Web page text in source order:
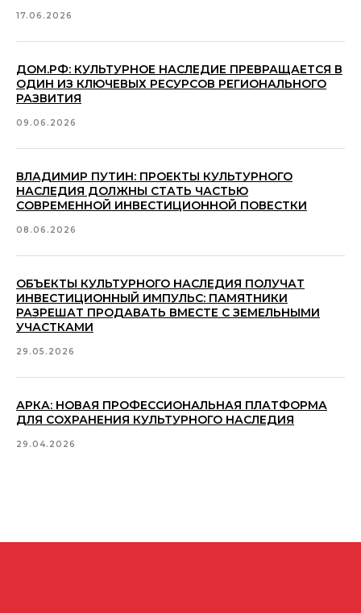
17.06.2026
ДОМ.РФ: КУЛЬТУРНОЕ НАСЛЕДИЕ ПРЕВРАЩАЕТСЯ В
ОДИН ИЗ КЛЮЧЕВЫХ РЕСУРСОВ РЕГИОНАЛЬНОГО
РАЗВИТИЯ
09.06.2026
ВЛАДИМИР ПУТИН: ПРОЕКТЫ КУЛЬТУРНОГО
НАСЛЕДИЯ ДОЛЖНЫ СТАТЬ ЧАСТЬЮ
СОВРЕМЕННОЙ ИНВЕСТИЦИОННОЙ ПОВЕСТКИ
08.06.2026
ОБЪЕКТЫ КУЛЬТУРНОГО НАСЛЕДИЯ ПОЛУЧАТ
ИНВЕСТИЦИОННЫЙ ИМПУЛЬС: ПАМЯТНИКИ
РАЗРЕШАТ ПРОДАВАТЬ ВМЕСТЕ С ЗЕМЕЛЬНЫМИ
УЧАСТКАМИ
29.05.2026
АРКА: НОВАЯ ПРОФЕССИОНАЛЬНАЯ ПЛАТФОРМА
ДЛЯ СОХРАНЕНИЯ КУЛЬТУРНОГО НАСЛЕДИЯ
29.04.2026
12+
© 2026 Выставка
«АРКА»
Все права защищены
ПО ВСЕМ
ВОПРОСАМ
pr@arcavdnh.ru
ЗАБРОНИРОВАТЬ
СТЕНД
stand@arcavdnh.ru
«ВДНХ»)
ТЕЛЕФОН
По всем
вопросам:
в мессенджеры:
+7 (909) 460-55-55
МЕСТО
Проспект Мира, д.